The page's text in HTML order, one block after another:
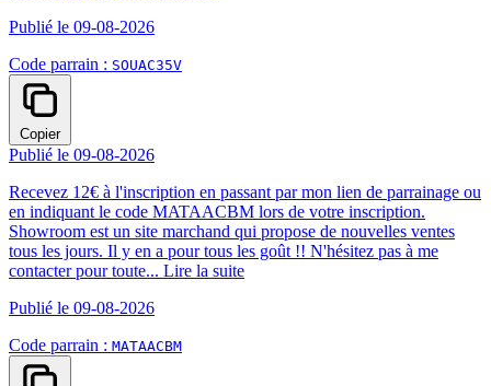
Publié le 09-08-2026
Code parrain : SOUAC35V
Copier
Publié le 09-08-2026
Recevez 12€ à l'inscription en passant par mon lien de parrainage ou
en indiquant le code MATAACBM lors de votre inscription.
Showroom est un site marchand qui propose de nouvelles ventes
tous les jours. Il y en a pour tous les goût !! N'hésitez pas à me
contacter pour toute... Lire la suite
Publié le 09-08-2026
Code parrain : MATAACBM